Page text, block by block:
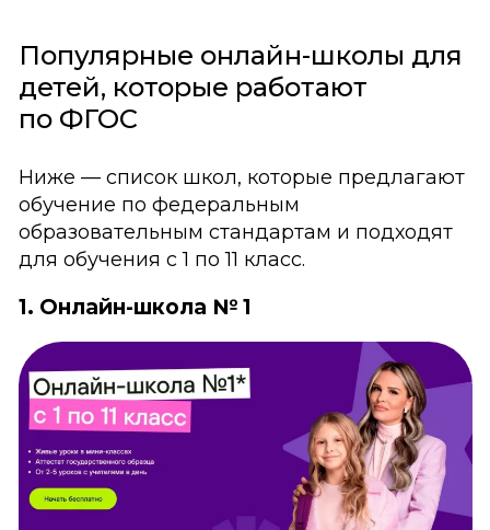
Популярные онлайн-школы для
детей, которые работают
по ФГОС
Ниже — список школ, которые предлагают
обучение по федеральным
образовательным стандартам и подходят
для обучения с 1 по 11 класс.
1. Онлайн-школа № 1